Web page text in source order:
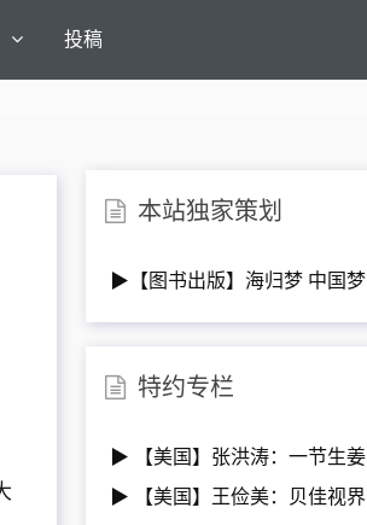
投稿
本站独家策划
▶【图书出版】海归梦 中国梦
特约专栏
▶ 【美国】张洪涛：一节生姜
▶ 【美国】王俭美：贝佳视界